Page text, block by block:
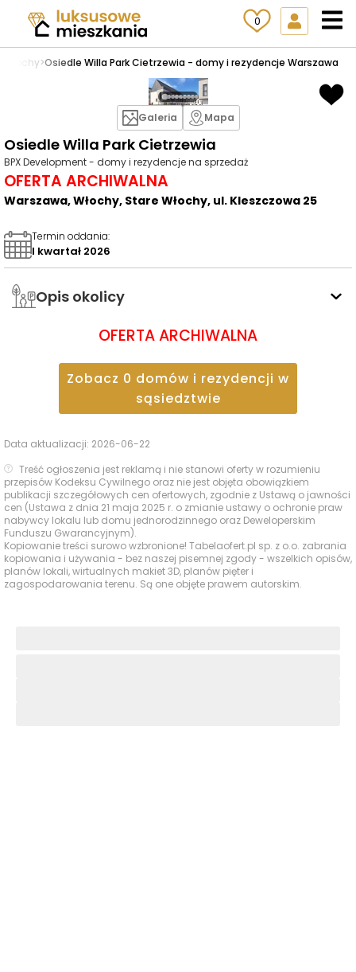
0
>Osiedle Willa Park Cietrzewia - domy i rezydencje Warszawa
Osiedle Willa Park Cietrzewia
BPX Development - domy i rezydencje na sprzedaż
OFERTA ARCHIWALNA
Warszawa, Włochy, Stare Włochy, ul. Kleszczowa 25
Galeria Mapa
Termin oddania:
I kwartał 2026
Opis okolicy
OFERTA ARCHIWALNA
Zobacz 0 domów i rezydencji w
sąsiedztwie
Data aktualizacji: 2026-06-22
Treść ogłoszenia jest reklamą i nie stanowi oferty w rozumieniu
przepisów Kodeksu Cywilnego oraz nie jest objęta obowiązkiem
publikacji szczegółowych cen ofertowych, zgodnie z Ustawą o jawności
cen (Ustawa z dnia 21 maja 2025 r. o zmianie ustawy o ochronie praw
nabywcy lokalu lub domu jednorodzinnego oraz Deweloperskim
Funduszu Gwarancyjnym).
Kopiowanie treści surowo wzbronione! Tabelaofert.pl sp. z o.o. zabrania
kopiowania i używania - bez naszej pisemnej zgody - wszelkich opisów,
planów lokali, wirtualnych makiet 3D, planów pięter i
zagospodarowania terenu. Są one objęte prawem autorskim.